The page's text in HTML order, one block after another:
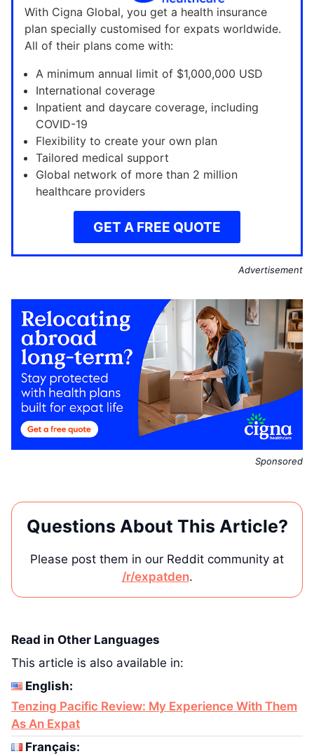
With Cigna Global, you get a health insurance
plan specially customised for expats worldwide.
All of their plans come with:
A minimum annual limit of $1,000,000 USD
International coverage
Inpatient and daycare coverage, including
COVID-19
Flexibility to create your own plan
Tailored medical support
Global network of more than 2 million
healthcare providers
GET A FREE QUOTE
Advertisement
Sponsored
Questions About This Article?
Please post them in our Reddit community at
/r/expatden.
Read in Other Languages
This article is also available in:
English:
Tenzing Pacific Review: My Experience With Them
As An Expat
Français: